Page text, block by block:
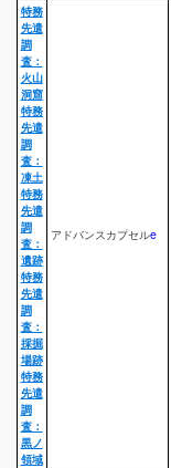
特務
先遣
調
査：
火山
洞窟
特務
先遣
調
査：
凍土
特務
先遣
調
査：
遺跡
特務
先遣
調
査：
採掘
場跡
特務
先遣
調
査：
黒ノ
領域
アドバンスカプセルe